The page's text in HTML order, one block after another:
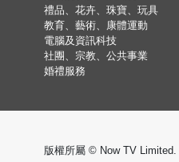
禮品、花卉、珠寶、玩具
教育、藝術、康體運動
電腦及資訊科技
社團、宗教、公共事業
婚禮服務
版權所屬 © Now TV Limited.